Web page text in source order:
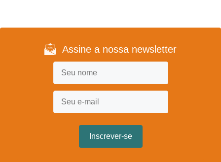
Assine a nossa newsletter